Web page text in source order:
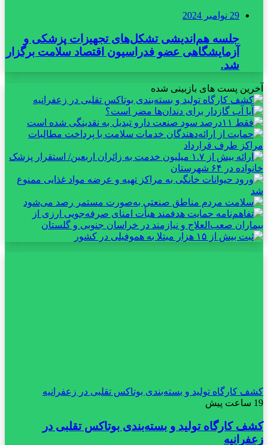
29 نوامبر 2024
جلسه هم‌اندیشی تشکل‌های تجهیزات پزشکی و
آزمایشگاهی عضو فدراسیون اقتصاد سلامت برگزار
شد.
آخرین پست های بازبینی شده
کشف کارگاه تولید و بسته‌بندی بوتاکس تقلبی در زعفرانیه
19 ساعت پیش
کشف کارگاه تولید و بسته‌بندی بوتاکس تقلبی در
زعفرانیه